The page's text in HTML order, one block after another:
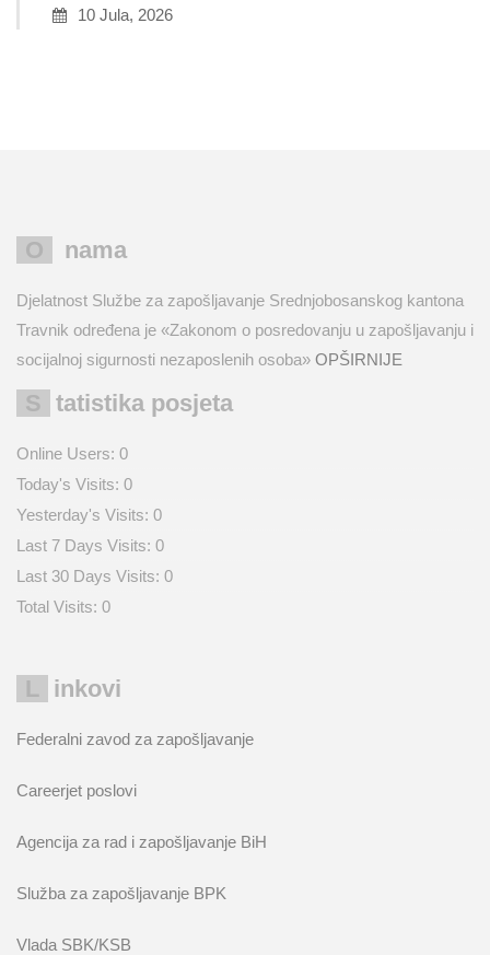
10 Jula, 2026
O nama
Djelatnost Službe za zapošljavanje Srednjobosanskog kantona
Travnik određena je «Zakonom o posredovanju u zapošljavanju i
socijalnoj sigurnosti nezaposlenih osoba» OPŠIRNIJE
Statistika posjeta
Online Users: 0
Today's Visits: 0
Yesterday's Visits: 0
Last 7 Days Visits: 0
Last 30 Days Visits: 0
Total Visits: 0
Linkovi
Federalni zavod za zapošljavanje
Careerjet poslovi
Agencija za rad i zapošljavanje BiH
Služba za zapošljavanje BPK
Vlada SBK/KSB